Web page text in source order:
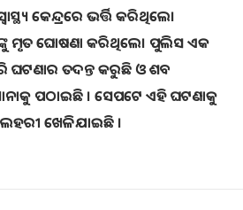
କେନ୍ଦ୍ରରେ ଭର୍ତ୍ତି କରିଥିଲେ।
ମୃତ ଘୋଷଣା କରିଥିଲେ। ପୁଲିସ ଏକ
ଘଟଣାର ତଦନ୍ତ କରୁଛି ଓ ଶବ
ପଠାଇଛି । ସେପଟେ ଏହି ଘଟଣାକୁ
ଖେଳିଯାଇଛି ।